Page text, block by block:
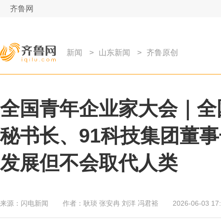
齐鲁网
新闻 > 山东新闻 > 齐鲁原创
全国青年企业家大会｜
秘书长、91科技集团董
发展但不会取代人类
来源： 闪电新闻 作者： 耿琰 张安冉 刘洋 冯君裕 2026-06-03